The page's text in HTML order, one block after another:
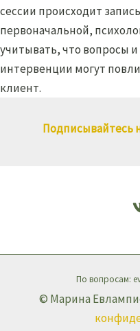
сессии происходит
первоначальной,
учитывать, что вопросы
интервенции могут
клиент.
Подписывайтесь
По вопросам:
© Марина